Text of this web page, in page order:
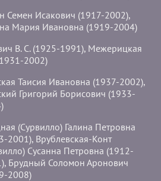
Семен Исакович (1917-2002),
Мария Ивановна (1919-2004)
В. С. (1925-1991), Межерицкая
2002)
Таисия Ивановна (1937-2002),
Григорий Борисович (1933-
(Сурвилло) Галина Петровна
2001), Врублевская-Конт
Сусанна Петровна (1912-
Брудный Соломон Аронович
2008)